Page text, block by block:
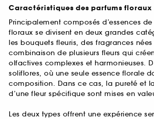
Caractéristiques des parfums floraux
Principalement composés d’essences
floraux se divisent en deux grandes
les bouquets fleuris, des fragrances
combinaison de plusieurs fleurs qui
olfactives complexes et harmonieuses.
soliflores, où une seule essence florale
composition. Dans ce cas, la pureté et
d’une fleur spécifique sont mises en
Les deux types offrent une expérience